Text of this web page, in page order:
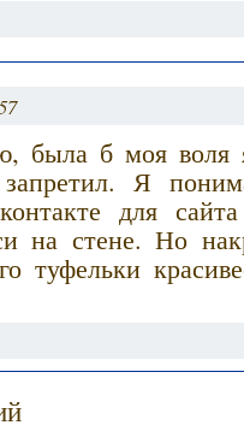
была б моя воля
Я
для
на стене. Но
туфельки